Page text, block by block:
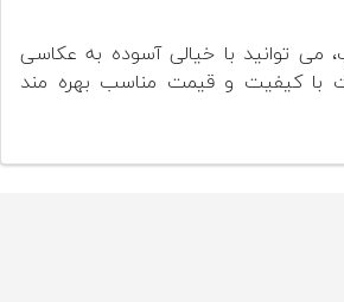
می توانید با خیالی آسوده به عکاسی
با کیفیت و قیمت مناسب بهره مند